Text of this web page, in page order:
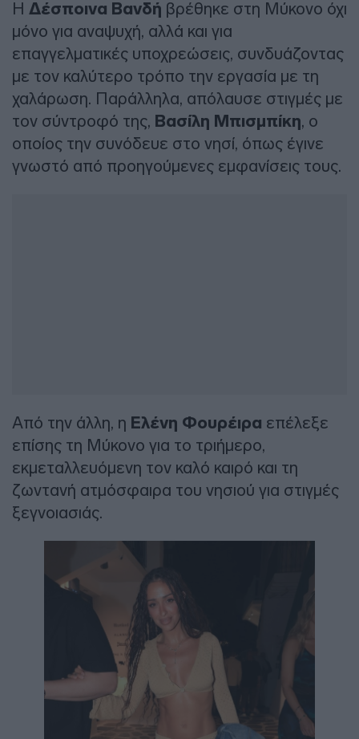
Η Δέσποινα Βανδή βρέθηκε στη Μύκονο όχι
μόνο για αναψυχή, αλλά και για
επαγγελματικές υποχρεώσεις, συνδυάζοντας
με τον καλύτερο τρόπο την εργασία με τη
χαλάρωση. Παράλληλα, απόλαυσε στιγμές με
τον σύντροφό της, Βασίλη Μπισμπίκη, ο
οποίος την συνόδευε στο νησί, όπως έγινε
γνωστό από προηγούμενες εμφανίσεις τους.
Από την άλλη, η Ελένη Φουρέιρα επέλεξε
επίσης τη Μύκονο για το τριήμερο,
εκμεταλλευόμενη τον καλό καιρό και τη
ζωντανή ατμόσφαιρα του νησιού για στιγμές
ξεγνοιασιάς.